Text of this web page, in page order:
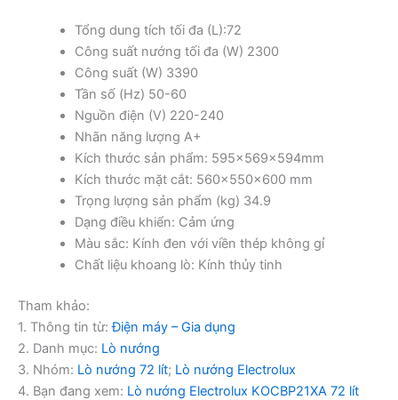
Tổng dung tích tối đa (L):72
Công suất nướng tối đa (W) 2300
Công suất (W) 3390
Tần số (Hz) 50-60
Nguồn điện (V) 220-240
Nhãn năng lượng A+
Kích thước sản phẩm: 595x569x594mm
Kích thước mặt cắt: 560x550x600 mm
Trọng lượng sản phẩm (kg) 34.9
Dạng điều khiển: Cảm ứng
Màu sắc: Kính đen với viền thép không gỉ
Chất liệu khoang lò: Kính thủy tinh
Tham khảo:
1. Thông tin từ:Điện máy – Gia dụng
2. Danh mục: Lò nướng
3. Nhóm: Lò nướng 72 lít; Lò nướng Electrolux
4. Bạn đang xem: Lò nướng Electrolux KOCBP21XA 72 lít